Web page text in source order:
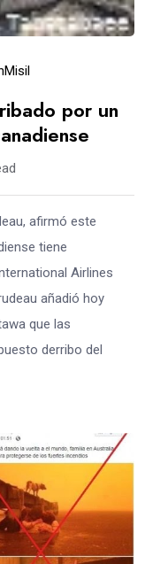
Misil
por un
afirmó este
tiene
Airlines
añadió hoy
que las
derribo del